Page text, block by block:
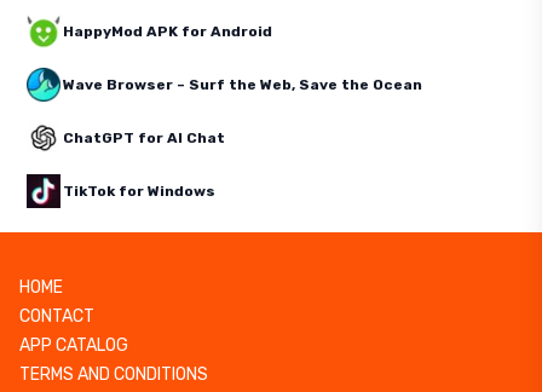
HappyMod APK for Android
Wave Browser – Surf the Web, Save the Ocean
ChatGPT for AI Chat
TikTok for Windows
HOME
CONTACT
APP CATALOG
TERMS AND CONDITIONS